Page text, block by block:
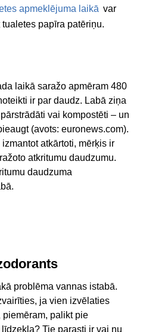
apmeklējuma laikā var
papīra patēriņu.
laikā saražo apmēram 480
ir par daudz. Labā ziņa
vai kompostēti – un
(avots: euronews.com).
atkārtoti, mērķis ir
atkritumu daudzumu.
daudzuma
problēma vannas istabā.
ja vien izvēlaties
palikt pie
Tie parasti ir vai nu